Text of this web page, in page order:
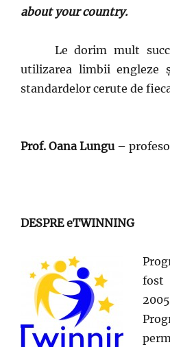
about your country.
Le dorim mult
utilizarea limbii engleze
standardelor cerute de
Prof. Oana Lungu–
DESPRE eTWINNING
fost